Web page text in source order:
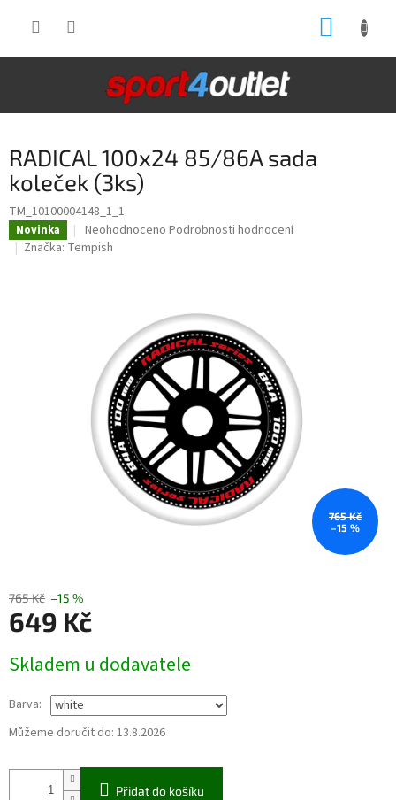
RADICAL 100x24 85/86A sada
koleček (3ks)
TM_10100004148_1_1
Novinka
Průměrné
hodnocení
hvězdiček.
Neohodnoceno Podrobnosti hodnocení
Značka: Tempish
765 Kč
–15 %
765 Kč –15 %
649 Kč
cena:
Skladem u dodavatele
Barva:
Můžeme doručit do: 13.8.2026
Přidat do košíku